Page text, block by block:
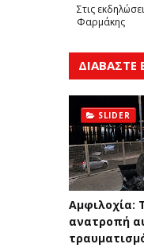
Στις
Φαρμάκης
ΔΙΑΒΑΣΤΕ
SLIDER
Αμφιλοχία:
ανατροπή